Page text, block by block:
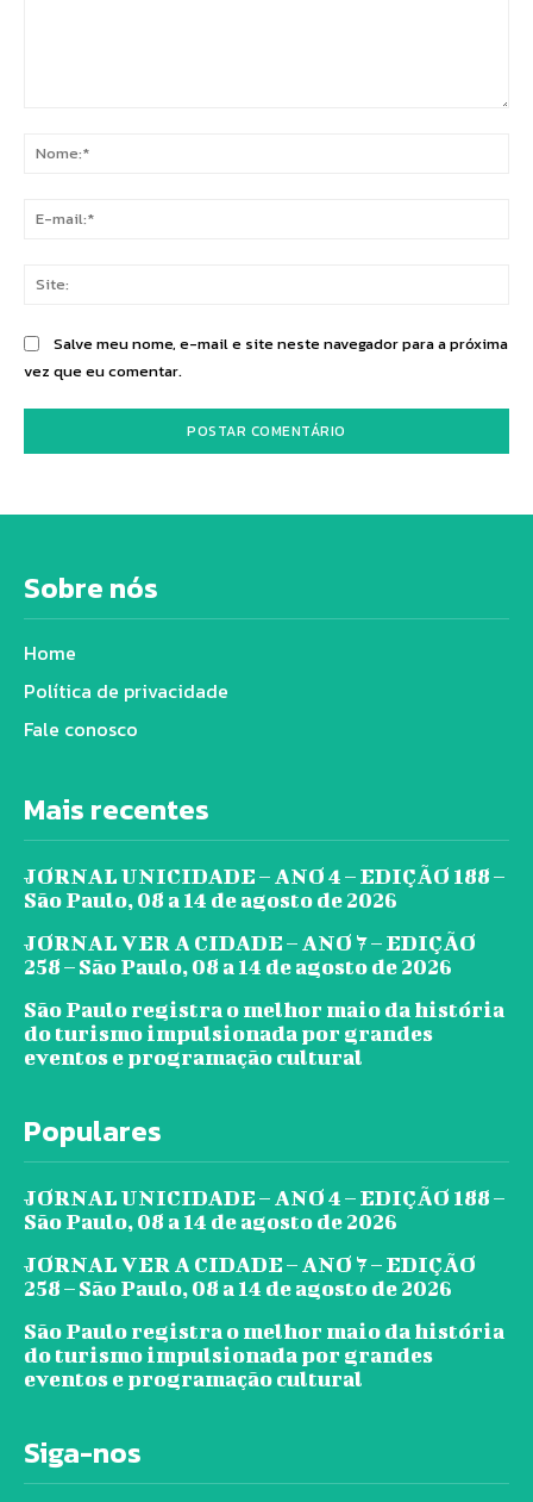
Salve meu nome, e-mail e site neste navegador para a próxima
vez que eu comentar.
Sobre nós
Home
Política de privacidade
Fale conosco
Mais recentes
JORNAL UNICIDADE – ANO 4 – EDIÇÃO 188 –
São Paulo, 08 a 14 de agosto de 2026
JORNAL VER A CIDADE – ANO 7 – EDIÇÃO
258 – São Paulo, 08 a 14 de agosto de 2026
São Paulo registra o melhor maio da história
do turismo impulsionada por grandes
eventos e programação cultural
Populares
JORNAL UNICIDADE – ANO 4 – EDIÇÃO 188 –
São Paulo, 08 a 14 de agosto de 2026
JORNAL VER A CIDADE – ANO 7 – EDIÇÃO
258 – São Paulo, 08 a 14 de agosto de 2026
São Paulo registra o melhor maio da história
do turismo impulsionada por grandes
eventos e programação cultural
Siga-nos